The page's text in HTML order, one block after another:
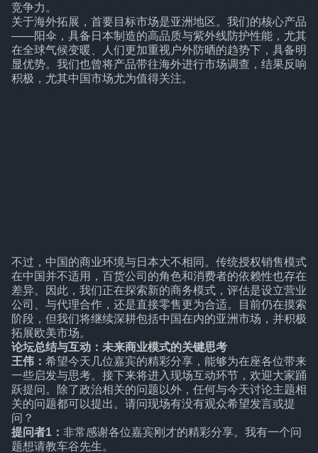
竞争力。
关于海外拓展，首要目标市场是亚洲地区。我们的核心产品
——阳伞，具备日本制造的高品质与紫外线防护性能，尤其
在全球气候变暖、人们更加重视户外防晒的趋势下，具备明
显优势。我们也曾将产品带往海外进行市场调查，结果反响
积极，尤其中国市场尤为值得关注。
不过，中国的商业环境与日本大不相同。传统授权销售模式
在中国并不适用，百货公司的角色和消费者的依赖性也存在
差异。因此，我们正在探索新的商务模式，评估是设立营业
公司、与代理合作，还是直接零售更为合适。目前仍在摸索
阶段，但我们将继续深耕包括中国在内的亚洲市场，并积极
拓展欧美市场。
论坛总结与互动：未来商业模式的关键思考
王伟： 希望今天几位嘉宾的精彩分享，能够为在座各位带来
一些启发与思考。接下来将进入现场互动环节，欢迎大家踊
跃提问。除了政治相关的问题以外，任何与今天讨论主题相
关的问题都可以提出。请问现场有没有观众希望发言或提
问？
提问者1： 非常感谢各位嘉宾刚才的精彩分享。我有一个问
题想请教车谷先生。